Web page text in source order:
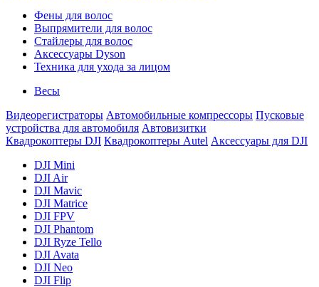
Фены для волос
Выпрямители для волос
Стайлеры для волос
Аксессуары Dyson
Техника для ухода за лицом
Весы
Видеорегистраторы Автомобильные компрессоры Пусковые
устройства для автомобиля Автовизитки
Квадрокоптеры DJI Квадрокоптеры Autel Аксессуары для DJI
DJI Mini
DJI Air
DJI Mavic
DJI Matrice
DJI FPV
DJI Phantom
DJI Ryze Tello
DJI Avata
DJI Neo
DJI Flip